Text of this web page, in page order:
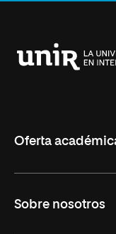
Oferta
Másteres Oficiales
Sobre nosotros